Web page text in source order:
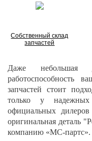
Собственный склад
запчастей
Даже небольшая
работоспособность
запчастей стоит
только у
официальных
оригинальная деталь
компанию «МС-партс».